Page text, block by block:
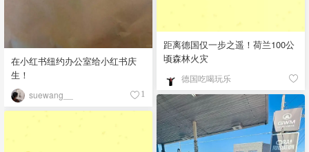
距离德国仅一步之遥！荷兰100公
顷森林火灾
德国吃喝玩乐
在小红书纽约办公室给小红书庆
生！
suewang__ 1